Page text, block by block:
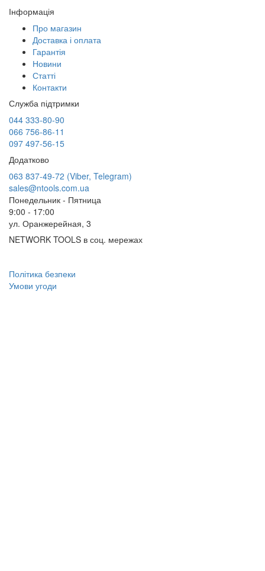
Інформація
Про магазин
Доставка і оплата
Гарантія
Новини
Статті
Контакти
Служба підтримки
044 333-80-90
066 756-86-11
097 497-56-15
Додатково
063 837-49-72 (Viber, Telegram)
sales@ntools.com.ua
Понедельник - Пятница
9:00 - 17:00
ул. Оранжерейная, 3
NETWORK TOOLS в соц. мережах
Політика безпеки
Умови угоди